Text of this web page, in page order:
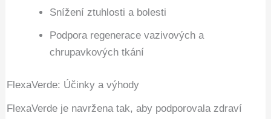
Snížení ztuhlosti a bolesti
Podpora regenerace vazivových a
chrupavkových tkání
FlexaVerde: Účinky a výhody
FlexaVerde je navržena tak, aby podporovala zdraví